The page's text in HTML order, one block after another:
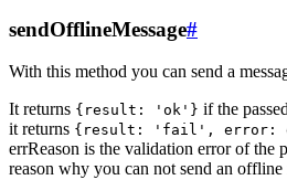
sendOfflineMessage#
With this method you can send a
It returns {result: 'ok'} if the
it returns {result: 'fail', error:
errReason is the validation error of the
reason why you can not send an offline